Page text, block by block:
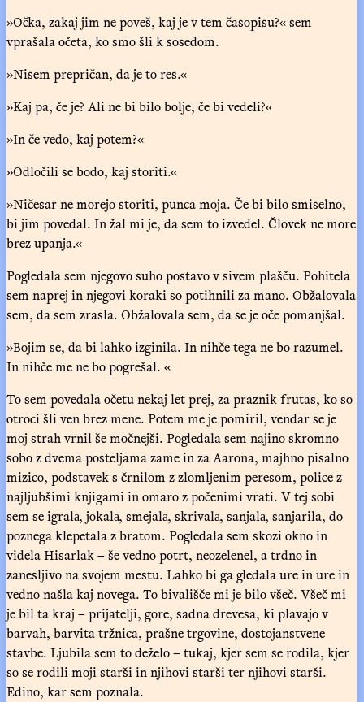
»Očka, zakaj jim ne poveš, kaj je v tem časopisu?« sem
vprašala očeta, ko smo šli k sosedom.
»Nisem prepričan, da je to res.«
»Kaj pa, če je? Ali ne bi bilo bolje, če bi vedeli?«
»In če vedo, kaj potem?«
»Odločili se bodo, kaj storiti.«
»Ničesar ne morejo storiti, punca moja. Če bi bilo smiselno,
bi jim povedal. In žal mi je, da sem to izvedel. Človek ne more
brez upanja.«
Pogledala sem njegovo suho postavo v sivem plašču. Pohitela
sem naprej in njegovi koraki so potihnili za mano. Obžalovala
sem, da sem zrasla. Obžalovala sem, da se je oče pomanjšal.
»Bojim se, da bi lahko izginila. In nihče tega ne bo razumel.
In nihče me ne bo pogrešal. «
To sem povedala očetu nekaj let prej, za praznik frutas, ko so
otroci šli ven brez mene. Potem me je pomiril, vendar se je
moj strah vrnil še močnejši. Pogledala sem najino skromno
sobo z dvema posteljama zame in za Aarona, majhno pisalno
mizico, podstavek s črnilom z zlomljenim peresom, police z
najljubšimi knjigami in omaro z počenimi vrati. V tej sobi
sem se igralа, jokalа, smejalа, skrivalа, sanjalа, sanjarila, do
poznega klepetala z bratom. Pogledala sem skozi okno in
videla Hisarlak – še vedno potrt, neozelenel, a trdno in
zanesljivo na svojem mestu. Lahko bi ga gledala ure in ure in
vedno našla kaj novega. To bivališče mi je bilo všeč. Všeč mi
je bil ta kraj – prijatelji, gore, sadna drevesa, ki plavajo v
barvah, barvita tržnica, prašne trgovine, dostojanstvene
stavbe. Ljubila sem to deželo – tukaj, kjer sem se rodila, kjer
so se rodili moji starši in njihovi starši ter njihovi starši.
Edino, kar sem poznala.